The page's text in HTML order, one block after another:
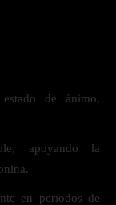
de ánimo,
apoyando la
en periodos de